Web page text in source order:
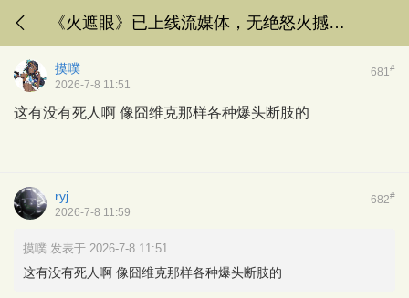
《火遮眼》已上线流媒体，无绝怒火撼穹隆，不竭死斗登巅峰。献予动作片的现代神话
681#
摸噗
2026-7-8 11:51
这有没有死人啊 像囧维克那样各种爆头断肢的
682#
ryj
2026-7-8 11:59
摸噗 发表于 2026-7-8 11:51
这有没有死人啊 像囧维克那样各种爆头断肢的